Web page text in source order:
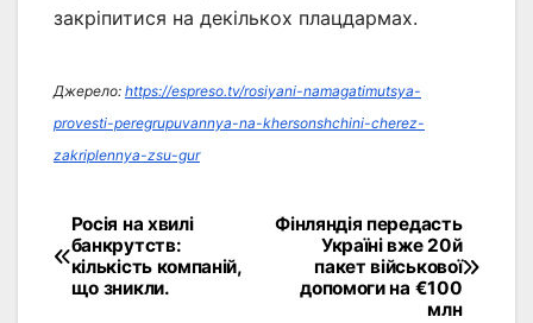
закріпитися на декількох плацдармах.
Джерело: https://espreso.tv/rosiyani-namagatimutsya-
provesti-peregrupuvannya-na-khersonshchini-cherez-
zakriplennya-zsu-gur
Навігація
записів
Фінляндія передасть
Україні вже 20й
пакет військової
допомоги на €100
млн
Росія на хвилі
банкрутств:
кількість компаній,
що зникли.